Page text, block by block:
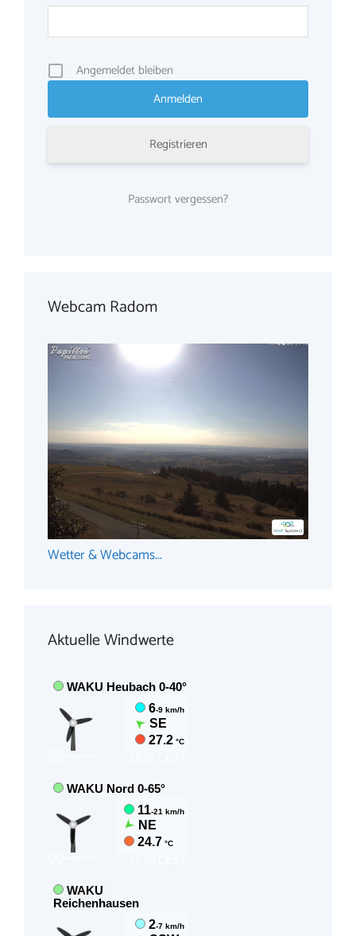
Angemeldet bleiben
Registrieren
Passwort vergessen?
Webcam Radom
Wetter & Webcams...
Aktuelle Windwerte